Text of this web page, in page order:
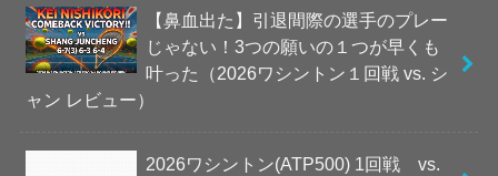
【鼻血出た】引退間際の選手のプレー
じゃない！3つの願いの１つが早くも
叶った（2026ワシントン１回戦 vs. シ
ャン レビュー）
2026ワシントン(ATP500) 1回戦 vs.